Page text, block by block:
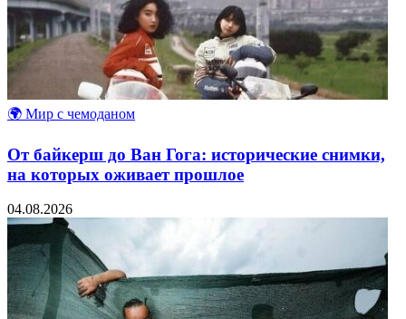
🌍 Мир с чемоданом
От байкерш до Ван Гога: исторические снимки,
на которых оживает прошлое
04.08.2026